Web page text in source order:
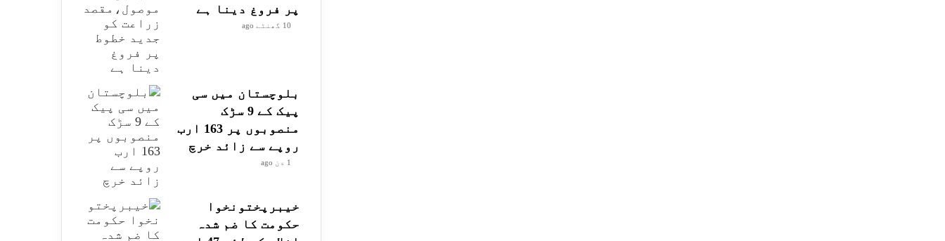
پر فروغ دینا ہے
10 گھنٹے ago
بلوچستان میں سی
پیک کے 9 سڑک
منصوبوں پر 163 ارب
روپے سے زائد خرچ
1 دن ago
خیبرپختونخوا
حکومت کا ضم شدہ